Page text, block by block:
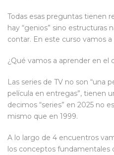
Todas esas preguntas tienen
hay “genios” sino estructuras
contar. En este curso vamos
¿Qué vamos a aprender en el
Las series de TV no son “una
película en entregas”, tienen
decimos “series” en 2025 no
mismo que en 1999.
A lo largo de 4 encuentros
los conceptos fundamentales